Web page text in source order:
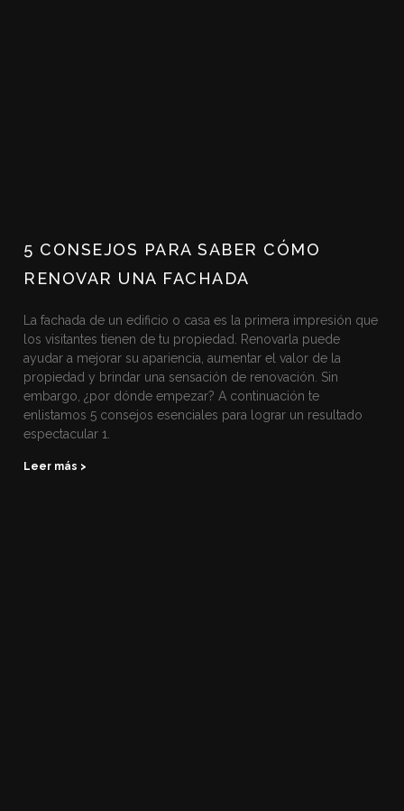
5 CONSEJOS PARA SABER CÓMO
RENOVAR UNA FACHADA
La fachada de un edificio o casa es la primera impresión que
los visitantes tienen de tu propiedad. Renovarla puede
ayudar a mejorar su apariencia, aumentar el valor de la
propiedad y brindar una sensación de renovación. Sin
embargo, ¿por dónde empezar? A continuación te
enlistamos 5 consejos esenciales para lograr un resultado
espectacular 1.
Leer más >